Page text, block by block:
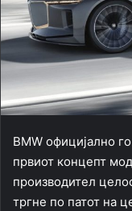
BMW официјално
првиот концепт
производител
тргне по патот на